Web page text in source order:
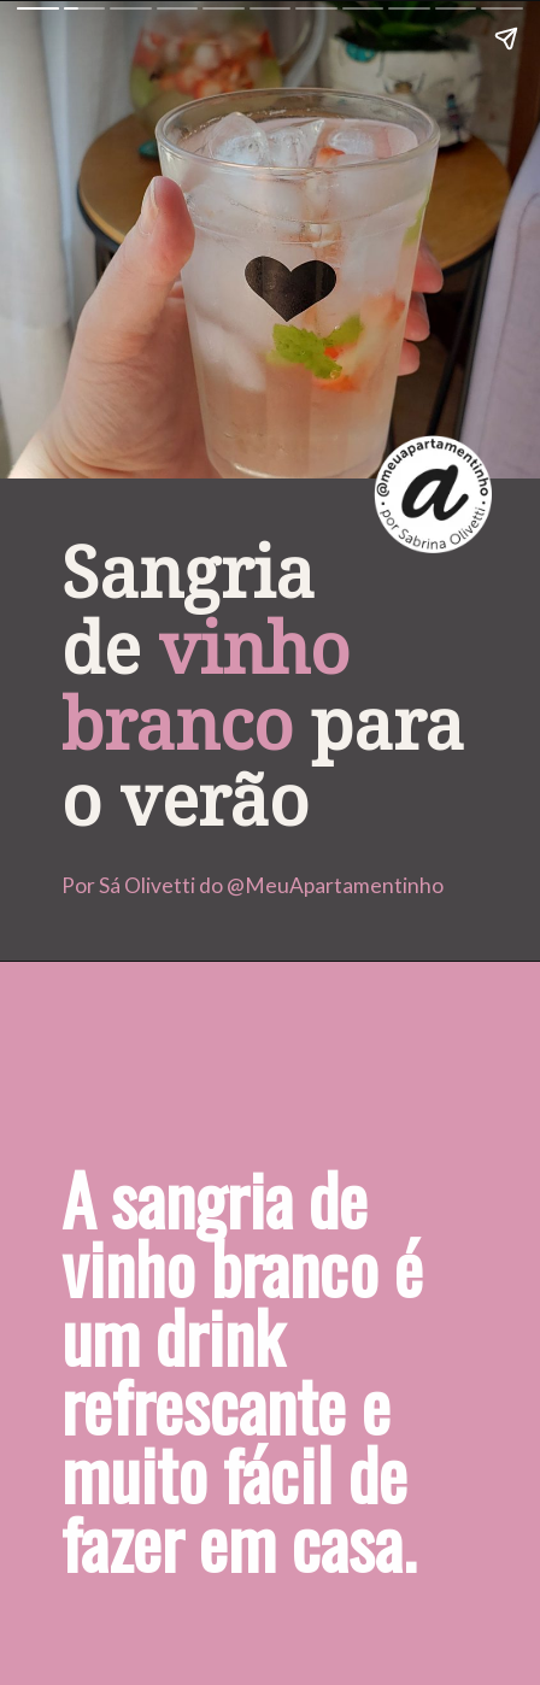
Sangria
de vinho
branco para
o verão
Por Sá Olivetti do @MeuApartamentinho
A sangria de
vinho branco é
um drink
refrescante e
muito fácil de
fazer em casa.